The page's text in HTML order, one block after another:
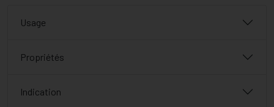
Usage
Propriétés
Indication